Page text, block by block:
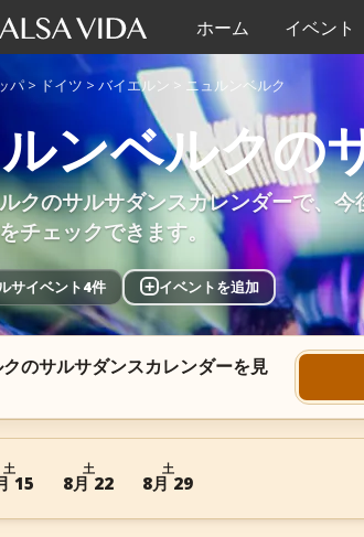
ホーム イベント
パ > ドイツ > バイエルン > ニュルンベルク
ンベルクの
クのサルサダンスカレンダーで、
チェックできます。
サイベント4件 + イベントを追加
のサルサダンスカレンダーを見
土
15
土
8月 22
土
8月 29